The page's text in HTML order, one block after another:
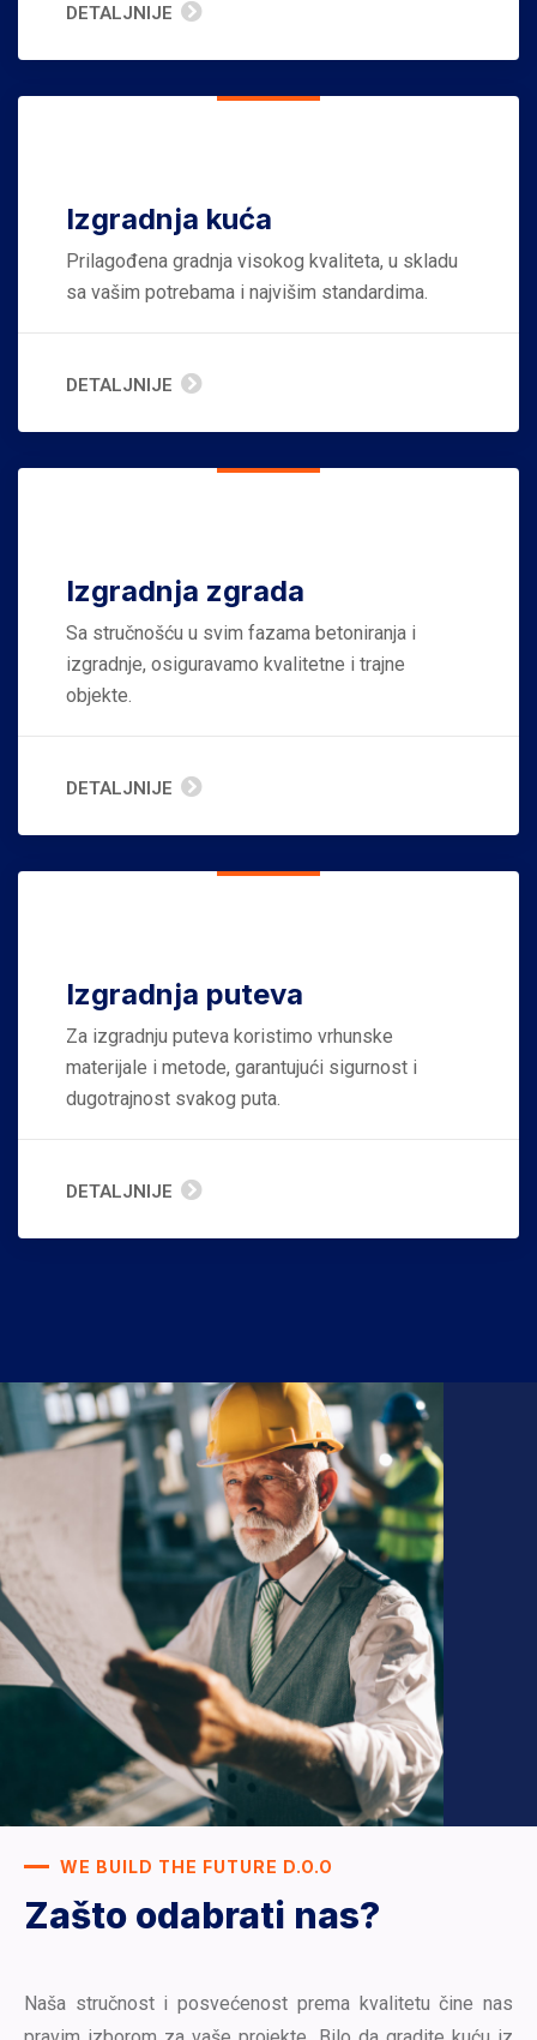
DETALJNIJE
Izgradnja kuća
Prilagođena gradnja visokog kvaliteta, u skladu
sa vašim potrebama i najvišim standardima.
DETALJNIJE
Izgradnja zgrada
Sa stručnošću u svim fazama betoniranja i
izgradnje, osiguravamo kvalitetne i trajne
objekte.
DETALJNIJE
Izgradnja puteva
Za izgradnju puteva koristimo vrhunske
materijale i metode, garantujući sigurnost i
dugotrajnost svakog puta.
DETALJNIJE
WE BUILD THE FUTURE D.O.O
Zašto odabrati nas?
Naša stručnost i posvećenost prema kvalitetu čine nas